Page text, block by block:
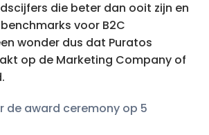
die beter dan ooit zijn en
voor B2C
wonder dus dat Puratos
op de Marketing Company of
de award ceremony op 5